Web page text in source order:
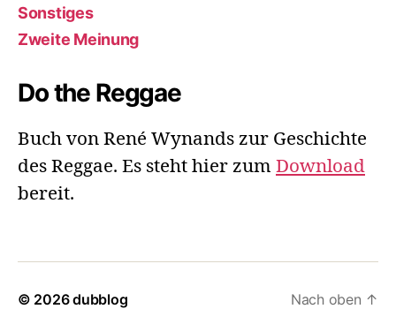
Sonstiges
Zweite Meinung
Do the Reggae
Buch von René Wynands zur Geschichte
des Reggae. Es steht hier zum Download
bereit.
© 2026dubblog Nach oben ↑